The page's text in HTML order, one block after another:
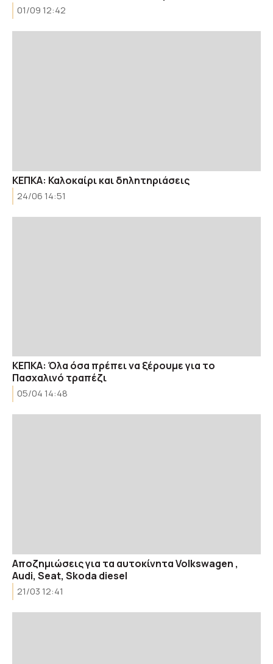
01/09 12:42
ΚΕΠΚΑ: Καλοκαίρι και δηλητηριάσεις
24/06 14:51
ΚΕΠΚΑ: Όλα όσα πρέπει να ξέρουμε για το
Πασχαλινό τραπέζι
05/04 14:48
Αποζημιώσεις για τα αυτοκίνητα Volkswagen ,
Audi, Seat, Skoda diesel
21/03 12:41